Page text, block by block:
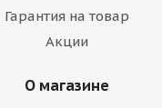
Гарантия на товар
Акции
О магазине